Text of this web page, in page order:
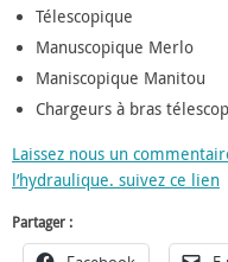
Télescopique
Manuscopique Merlo
Maniscopique Manitou
Chargeurs à bras
Laissez nous un
l’hydraulique. suivez ce lien
Partager :